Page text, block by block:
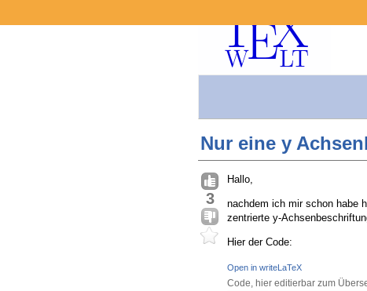
Nur eine y
3
Hallo,
nachdem ich mir schon habe
zentrierte y-
Hier der Code:
Open in writeLaTeX
Code, hier editierbar zum